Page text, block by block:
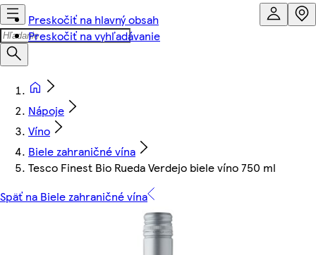
Preskočiť na hlavný obsah
Preskočiť na vyhľadávanie
Nápoje
Víno
Biele zahraničné vína
Tesco Finest Bio Rueda Verdejo biele víno 750 ml
Späť na Biele zahraničné vína